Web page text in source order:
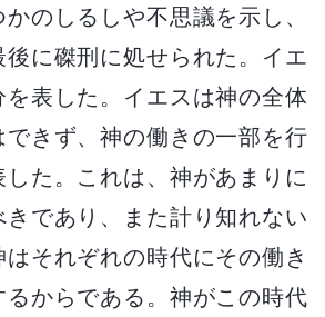
のしるしや不思議を示し、
に磔刑に処せられた。イエ
を表した。イエスは神の全体
きず、神の働きの一部を行
した。これは、神があまりに
であり、また計り知れない
それぞれの時代にその働き
からである。神がこの時代